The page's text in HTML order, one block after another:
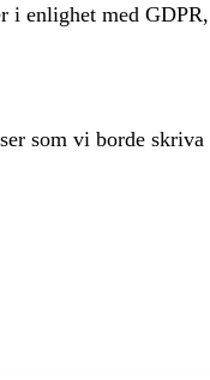
i enlighet med
som vi borde